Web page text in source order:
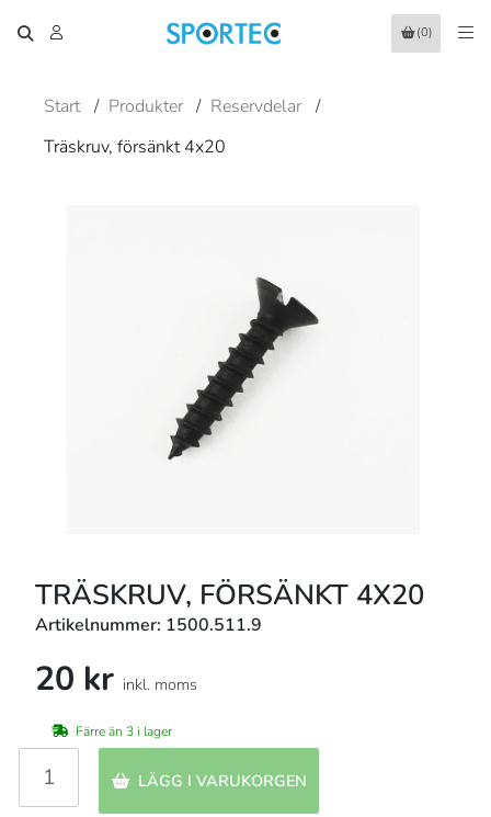
(0)
Start / Produkter / Reservdelar /
Träskruv, försänkt 4x20
TRÄSKRUV, FÖRSÄNKT 4X20
Artikelnummer: 1500.511.9
20 kr inkl. moms
Färre än 3 i lager
LÄGG I VARUKORGEN